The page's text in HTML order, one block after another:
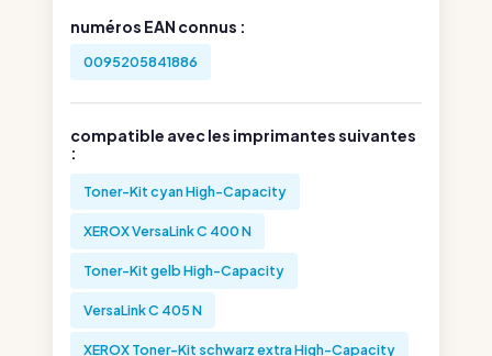
numéros EAN connus :
0095205841886
compatible avec les imprimantes suivantes
:
Toner-Kit cyan High-Capacity
XEROX VersaLink C 400 N
Toner-Kit gelb High-Capacity
VersaLink C 405 N
XEROX Toner-Kit schwarz extra High-Capacity